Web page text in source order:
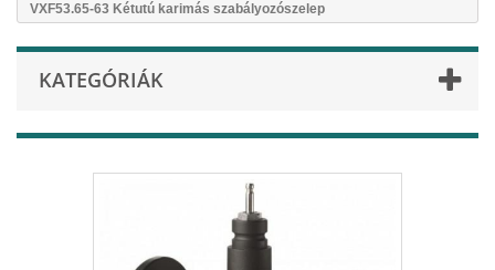
VXF53.65-63 Kétutú karimás szabályozószelep
KATEGÓRIÁK